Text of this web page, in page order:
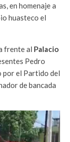
en homenaje a
huasteco el
frente al Palacio
Pedro
por el Partido del
de bancada